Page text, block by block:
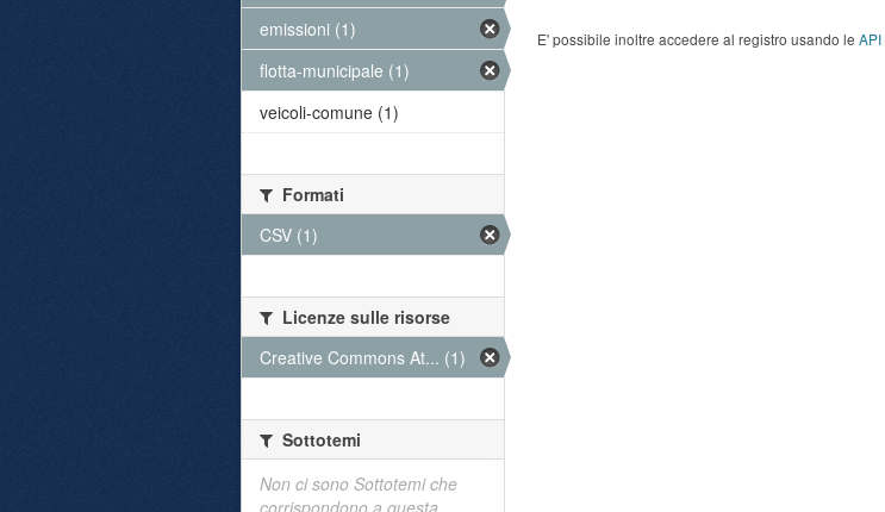
E' possibile inoltre accedere al registro usando le API
emissioni (1)
flotta-municipale (1)
veicoli-comune (1)
Formati
CSV (1)
Licenze sulle risorse
Creative Commons At... (1)
Sottotemi
Non ci sono Sottotemi che
corrispondono a questa